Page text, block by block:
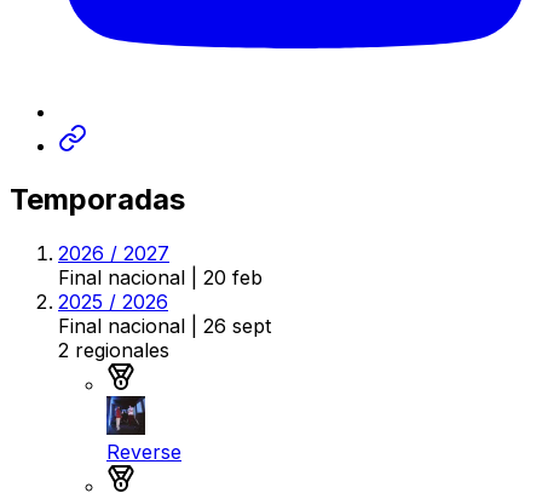
Temporadas
2026 / 2027
Final nacional | 20 feb
2025 / 2026
Final nacional | 26 sept
2 regionales
Reverse